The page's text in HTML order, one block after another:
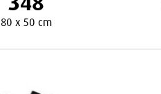
80 x 50 cm